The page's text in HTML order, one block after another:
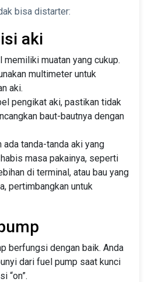
bisa distarter:
aki
muatan yang cukup.
multimeter untuk
aki.
pengikat aki, pastikan tidak
baut-bautnya dengan
ada tanda-tanda aki yang
masa pakainya, seperti
di terminal, atau bau yang
pertimbangkan untuk
berfungsi dengan baik. Anda
dari fuel pump saat kunci
“on”.